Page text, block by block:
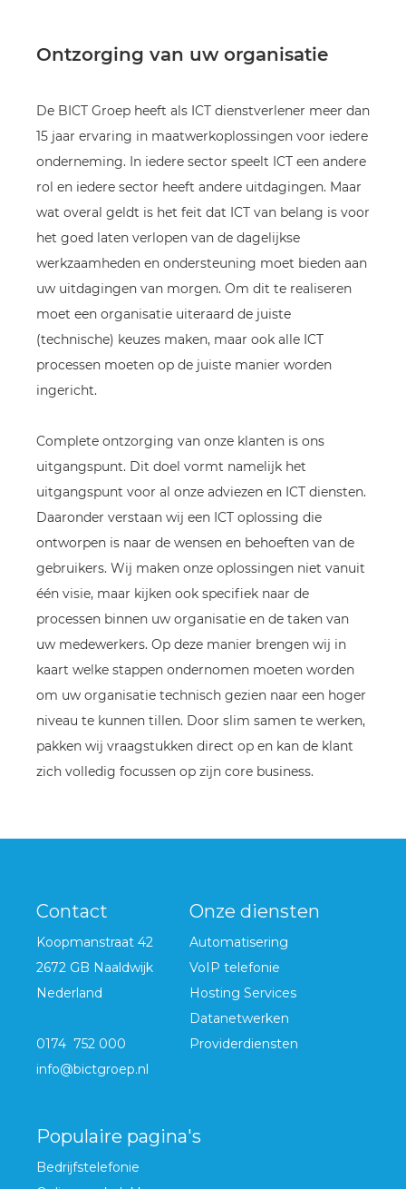
Ontzorging van uw organisatie
De BICT Groep heeft als ICT dienstverlener meer dan
15 jaar ervaring in maatwerkoplossingen voor iedere
onderneming. In iedere sector speelt ICT een andere
rol en iedere sector heeft andere uitdagingen. Maar
wat overal geldt is het feit dat ICT van belang is voor
het goed laten verlopen van de dagelijkse
werkzaamheden en ondersteuning moet bieden aan
uw uitdagingen van morgen. Om dit te realiseren
moet een organisatie uiteraard de juiste
(technische) keuzes maken, maar ook alle ICT
processen moeten op de juiste manier worden
ingericht.
Complete ontzorging van onze klanten is ons
uitgangspunt. Dit doel vormt namelijk het
uitgangspunt voor al onze adviezen en ICT diensten.
Daaronder verstaan wij een ICT oplossing die
ontworpen is naar de wensen en behoeften van de
gebruikers. Wij maken onze oplossingen niet vanuit
één visie, maar kijken ook specifiek naar de
processen binnen uw organisatie en de taken van
uw medewerkers. Op deze manier brengen wij in
kaart welke stappen ondernomen moeten worden
om uw organisatie technisch gezien naar een hoger
niveau te kunnen tillen. Door slim samen te werken,
pakken wij vraagstukken direct op en kan de klant
zich volledig focussen op zijn core business.
Contact
Koopmanstraat 42
2672 GB Naaldwijk
Nederland
0174 752 000
info@bictgroep.nl
Onze diensten
Automatisering
VoIP telefonie
Hosting Services
Datanetwerken
Providerdiensten
Populaire pagina's
Bedrijfstelefonie